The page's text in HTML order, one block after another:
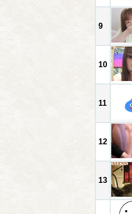
9
10
11
12
13